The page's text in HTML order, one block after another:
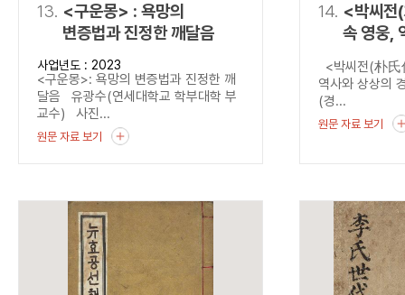
13. <구운몽> : 욕망의
변증법과 진정한 깨달음
사업년도 : 2023
<구운몽>: 욕망의 변증법과 진정한 깨
달음 유광수(연세대학교 학부대학 부
교수) 사진...
원문 자료 보기
14. <박씨
속 영웅,
경계를
<박씨전(朴
역사와 상상의
(경...
원문 자료 보기